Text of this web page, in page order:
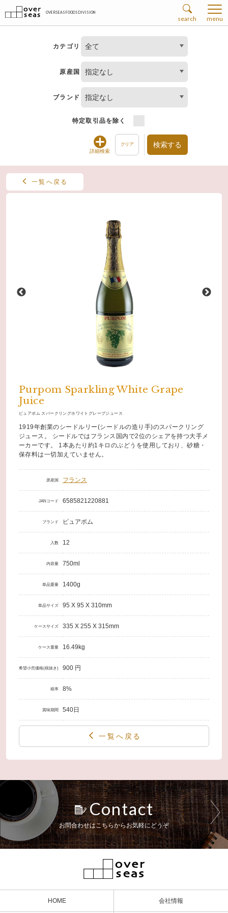
OVERSEAS FOODS DIVISION
search menu
カテゴリ 全て
原産国 指定なし
ブランド 指定なし
特定取引品を除く
詳細検索
クリア 検索する
一覧へ戻る
Purpom Sparkling White Grape
Juice
ピュアポム スパークリングホワイトグレープジュース
1919年創業のシードルリー(シードルの造り手)のスパークリング
ジュース。 シードルではフランス国内で2位のシェアを持つ大手メ
ーカーです。 1本あたり約1キロのぶどうを使用しており、砂糖・
保存料は一切加えていません。
原産国 フランス
JANコード 6585821220881
ブランド ピュアポム
入数 12
内容量 750ml
単品重量 1400g
単品サイズ 95 X 95 X 310mm
ケースサイズ 335 X 255 X 315mm
ケース重量 16.49kg
希望小売価格(税抜き) 900 円
税率 8%
賞味期間 540日
一覧へ戻る
Contact
お問合わせはこちらからお気軽にどうぞ
HOME 会社情報